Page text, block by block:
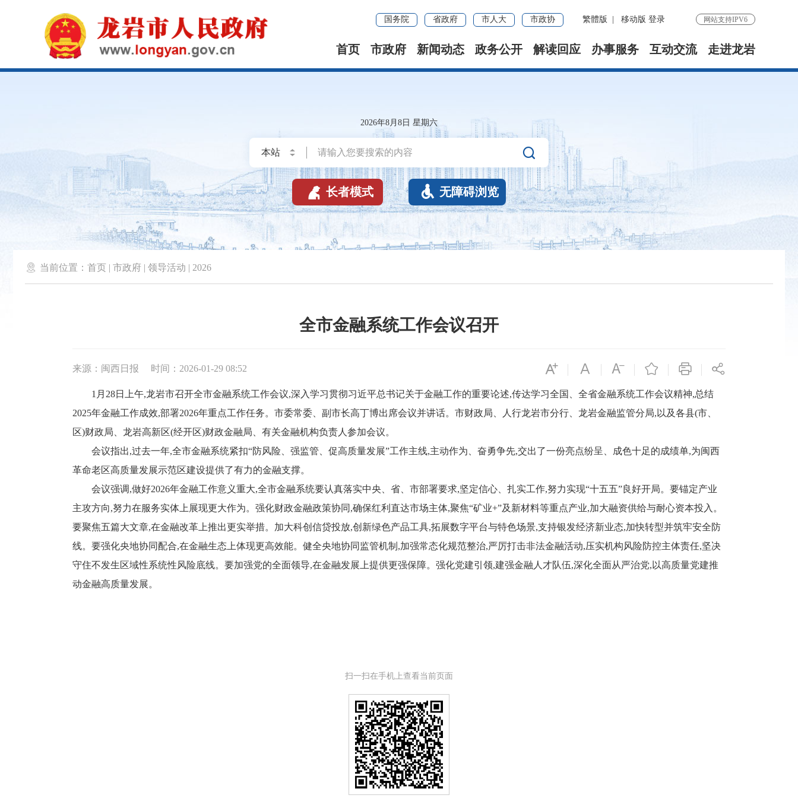
国务院 省政府 市人大 市政协 繁體版 移动版 登录 网站支持IPV6
首页 市政府 新闻动态 政务公开 解读回应 办事服务 互动交流 走进龙岩
2026年8月8日 星期六

 长者模式  无障碍浏览
 当前位置： 首页 | 市政府 | 领导活动 | 2026
全市金融系统工作会议召开
来源：闽西日报 时间：2026-01-29 08:52
1月28日上午,龙岩市召开全市金融系统工作会议,深入学习贯彻习近平总书记关于金融工作的重要论述,传达学习全国、全省金融系统工作会议精神,总结
2025年金融工作成效,部署2026年重点工作任务。市委常委、副市长高丁博出席会议并讲话。市财政局、人行龙岩市分行、龙岩金融监管分局,以及各县(市、
区)财政局、龙岩高新区(经开区)财政金融局、有关金融机构负责人参加会议。
会议指出,过去一年,全市金融系统紧扣“防风险、强监管、促高质量发展”工作主线,主动作为、奋勇争先,交出了一份亮点纷呈、成色十足的成绩单,为闽西
革命老区高质量发展示范区建设提供了有力的金融支撑。
会议强调,做好2026年金融工作意义重大,全市金融系统要认真落实中央、省、市部署要求,坚定信心、扎实工作,努力实现“十五五”良好开局。要锚定产业
主攻方向,努力在服务实体上展现更大作为。强化财政金融政策协同,确保红利直达市场主体,聚焦“矿业+”及新材料等重点产业,加大融资供给与耐心资本投入。
要聚焦五篇大文章,在金融改革上推出更实举措。加大科创信贷投放,创新绿色产品工具,拓展数字平台与特色场景,支持银发经济新业态,加快转型并筑牢安全防
线。要强化央地协同配合,在金融生态上体现更高效能。健全央地协同监管机制,加强常态化规范整治,严厉打击非法金融活动,压实机构风险防控主体责任,坚决
守住不发生区域性系统性风险底线。要加强党的全面领导,在金融发展上提供更强保障。强化党建引领,建强金融人才队伍,深化全面从严治党,以高质量党建推
动金融高质量发展。
扫一扫在手机上查看当前页面